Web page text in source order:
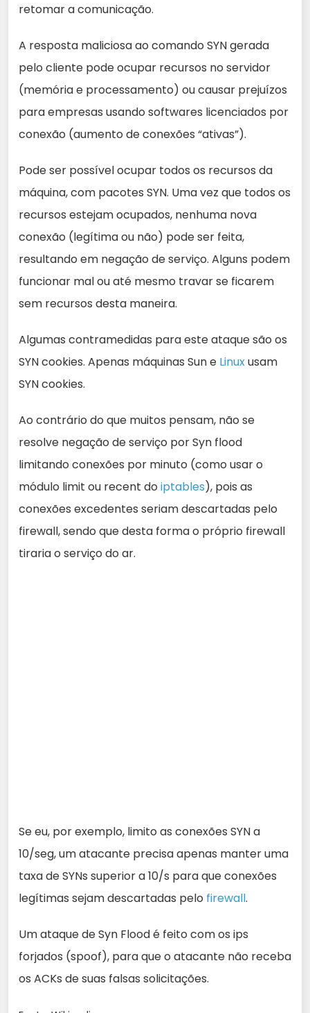
retomar a comunicação.
A resposta maliciosa ao comando SYN gerada
pelo cliente pode ocupar recursos no servidor
(memória e processamento) ou causar prejuízos
para empresas usando softwares licenciados por
conexão (aumento de conexões “ativas”).
Pode ser possível ocupar todos os recursos da
máquina, com pacotes SYN. Uma vez que todos os
recursos estejam ocupados, nenhuma nova
conexão (legítima ou não) pode ser feita,
resultando em negação de serviço. Alguns podem
funcionar mal ou até mesmo travar se ficarem
sem recursos desta maneira.
Algumas contramedidas para este ataque são os
SYN cookies. Apenas máquinas Sun e Linuxusam
SYN cookies.
Ao contrário do que muitos pensam, não se
resolve negação de serviço por Syn flood
limitando conexões por minuto (como usar o
módulo limit ou recent do iptables), pois as
conexões excedentes seriam descartadas pelo
firewall, sendo que desta forma o próprio firewall
tiraria o serviço do ar.
Se eu, por exemplo, limito as conexões SYN a
10/seg, um atacante precisa apenas manter uma
taxa de SYNs superior a 10/s para que conexões
legítimas sejam descartadas pelo firewall.
Um ataque de Syn Flood é feito com os ips
forjados (spoof), para que o atacante não receba
os ACKs de suas falsas solicitações.